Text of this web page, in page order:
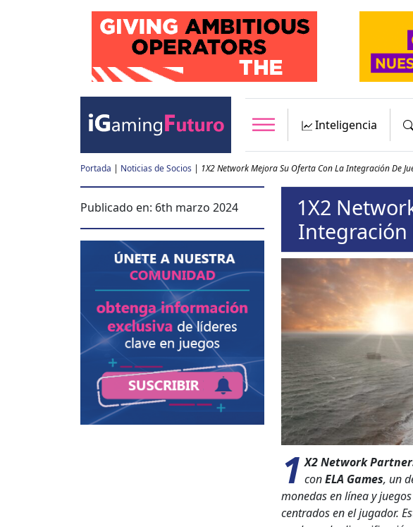
Inteligencia
Portada | Noticias de Socios | 1X2 Network Mejora Su Oferta Con La Integración De
1X2
Integración
1 X2 Net­work
conELA Games, un
monedas en línea y
cen­tra­dos en el jugador.
Publicado en: 6th marzo 2024